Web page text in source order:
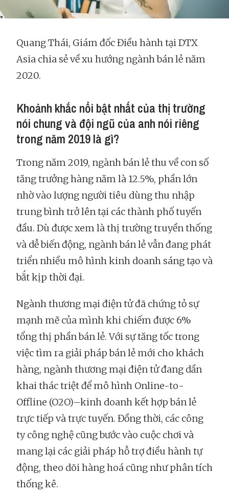
Quang Thái, Giám đốc Điều hành tại DTX
Asia chia sẻ về xu hướng ngành bán lẻ năm
2020.
Khoảnh khắc nổi bật nhất của thị trường
nói chung và đội ngũ của anh nói riêng
trong năm 2019 là gì?
Trong năm 2019, ngành bán lẻ thu về con số
tăng trưởng hàng năm là 12.5%, phần lớn
nhờ vào lượng người tiêu dùng thu nhập
trung bình trở lên tại các thành phố tuyến
đầu. Dù được xem là thị trường truyền thống
và dễ biến động, ngành bán lẻ vẫn đang phát
triển nhiều mô hình kinh doanh sáng tạo và
bắt kịp thời đại.
Ngành thương mại điện tử đã chứng tỏ sự
mạnh mẽ của mình khi chiếm được 6%
tổng thị phần bán lẻ. Với sự tăng tốc trong
việc tìm ra giải pháp bán lẻ mới cho khách
hàng, ngành thương mại điện tử đang dần
khai thác triệt để mô hình Online-to-
Offline (O2O)–kinh doanh kết hợp bán lẻ
trực tiếp và trực tuyến. Đồng thời, các công
ty công nghệ cũng bước vào cuộc chơi và
mang lại các giải pháp hỗ trợ điều hành tự
động, theo dõi hàng hoá cũng như phân tích
thống kê.